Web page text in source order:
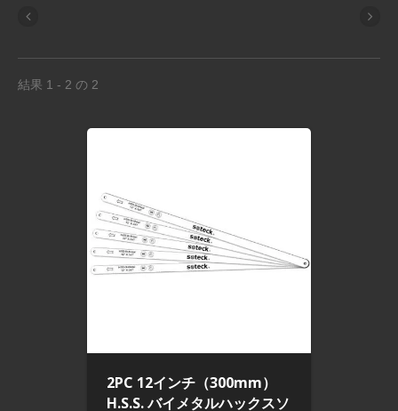
結果 1 - 2 の 2
2PC 12インチ（300mm）
H.S.S. バイメタルハックスソ